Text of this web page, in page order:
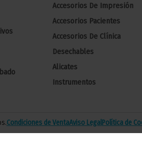
Accesorios De Impresión
Accesorios Pacientes
Accesorios De Clínica
Desechables
Alicates
Instrumentos
Condiciones de VentaAviso LegalPolítica de